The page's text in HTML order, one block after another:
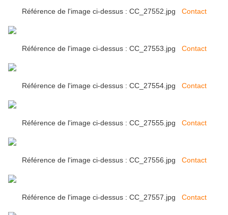
Référence de l'image ci-dessus : CC_27552.jpg Contact
Référence de l'image ci-dessus : CC_27553.jpg Contact
Référence de l'image ci-dessus : CC_27554.jpg Contact
Référence de l'image ci-dessus : CC_27555.jpg Contact
Référence de l'image ci-dessus : CC_27556.jpg Contact
Référence de l'image ci-dessus : CC_27557.jpg Contact